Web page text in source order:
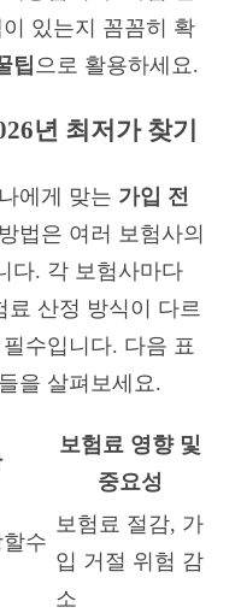
있는지 꼼꼼히 확
팁 으로 활용하세요.
년 최저가 찾기
에게 맞는 가입 전
법은 여러 보험사의
다. 각 보험사마다
산정 방식이 다르
수입니다. 다음 표
을 살펴보세요.
보험료 영향 및
중요성
수
보험료 절감, 가
입 거절 위험 감
소